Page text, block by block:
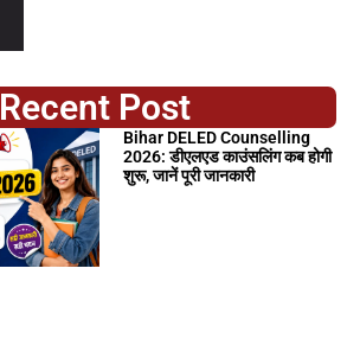
Recent Post
Bihar DELED Counselling
2026: डीएलएड काउंसलिंग कब होगी
शुरू, जानें पूरी जानकारी